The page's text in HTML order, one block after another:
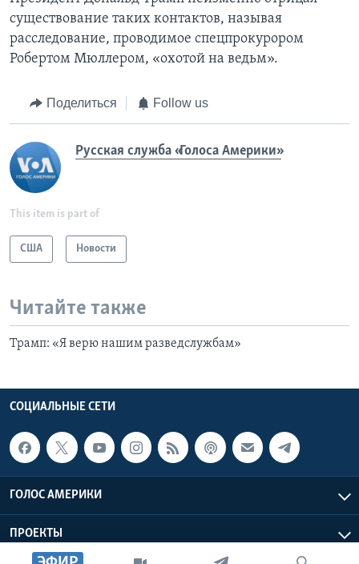
существование таких контактов, называя
расследование, проводимое спецпрокурором
Робертом Мюллером, «охотой на ведьм».
Поделиться Follow us
Русская служба «Голоса Америки»
This item is part of
США Новости
Читайте также
Трамп: «Я верю нашим разведслужбам»
СОЦИАЛЬНЫЕ СЕТИ
ГОЛОС АМЕРИКИ
ПРОЕКТЫ